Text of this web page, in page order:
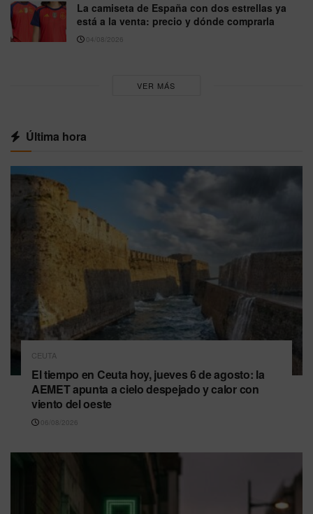
La camiseta de España con dos estrellas ya
está a la venta: precio y dónde comprarla
04/08/2026
VER MÁS
Última hora
CEUTA
El tiempo en Ceuta hoy, jueves 6 de agosto: la
AEMET apunta a cielo despejado y calor con
viento del oeste
06/08/2026